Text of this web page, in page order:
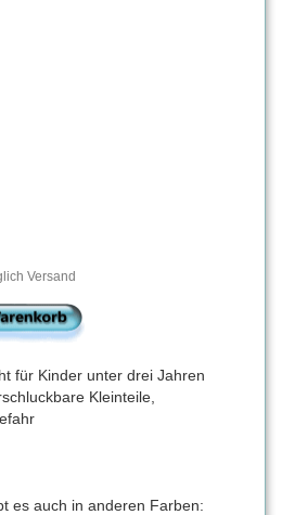
Versand
für Kinder unter drei Jahren
Kleinteile,
es auch in anderen Farben: